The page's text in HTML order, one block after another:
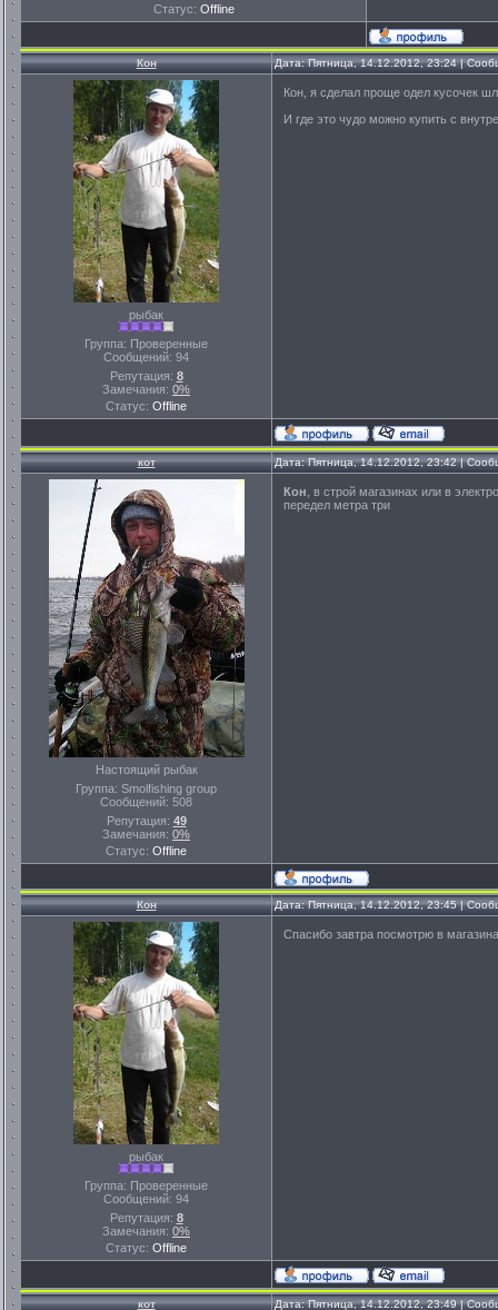
Статус: Offline
Кон Дата: Пятница, 14.12.2012, 23:24 |
рыбак
Группа: Проверенные
Сообщений: 94
Репутация: 8
Замечания: 0%
Статус: Offline
Кон, я сделал проще одел кусочек
И где это чудо можно купить с
кот Дата: Пятница, 14.12.2012, 23:42 |
Настоящий рыбак
Группа: Smolfishing group
Сообщений: 508
Репутация: 49
Замечания: 0%
Статус: Offline
Кон , в строй магазинах или в
передел метра три
Кон Дата: Пятница, 14.12.2012, 23:45 |
рыбак
Группа: Проверенные
Сообщений: 94
Репутация: 8
Замечания: 0%
Статус: Offline
Спасибо завтра посмотрю в
кот Дата: Пятница, 14.12.2012, 23:49 |